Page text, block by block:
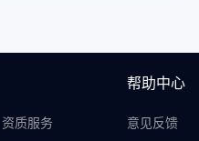
资质服务
帮助中心
意见反馈